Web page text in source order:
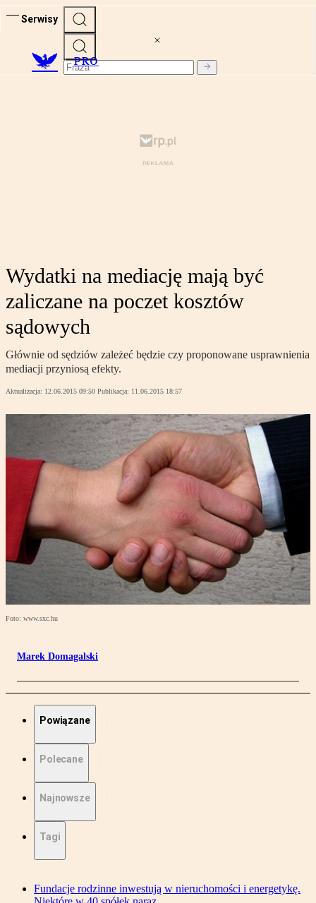
Serwisy
PRO
Wydatki na mediację mają być
zaliczane na poczet kosztów
sądowych
Głównie od sędziów zależeć będzie czy proponowane usprawnienia
mediacji przyniosą efekty.
Aktualizacja: 12.06.2015 09:50 Publikacja: 11.06.2015 18:57
Foto: www.sxc.hu
Marek Domagalski
Powiązane
Polecane
Najnowsze
Tagi
Fundacje rodzinne inwestują w nieruchomości i energetykę.